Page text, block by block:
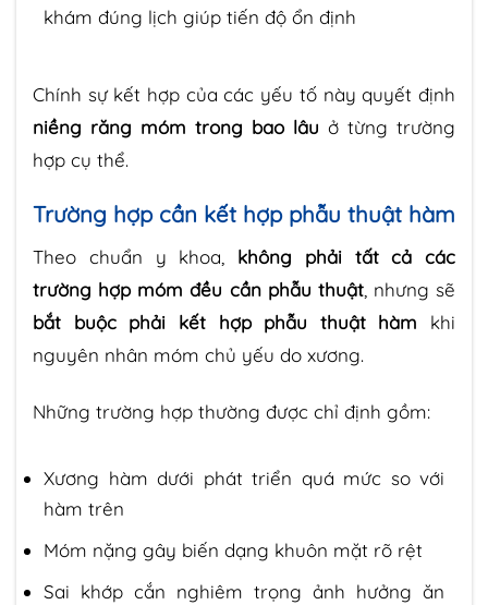
khám đúng lịch giúp tiến độ ổn định
Chính sự kết hợp của các yếu tố này quyết định
niềng răng móm trong bao lâu ở từng trường
hợp cụ thể.
Trường hợp cần kết hợp phẫu thuật hàm
Theo chuẩn y khoa, không phải tất cả các
trường hợp móm đều cần phẫu thuật, nhưng sẽ
bắt buộc phải kết hợp phẫu thuật hàm khi
nguyên nhân móm chủ yếu do xương.
Những trường hợp thường được chỉ định gồm:
Xương hàm dưới phát triển quá mức so với
hàm trên
Móm nặng gây biến dạng khuôn mặt rõ rệt
Sai khớp cắn nghiêm trọng ảnh hưởng ăn